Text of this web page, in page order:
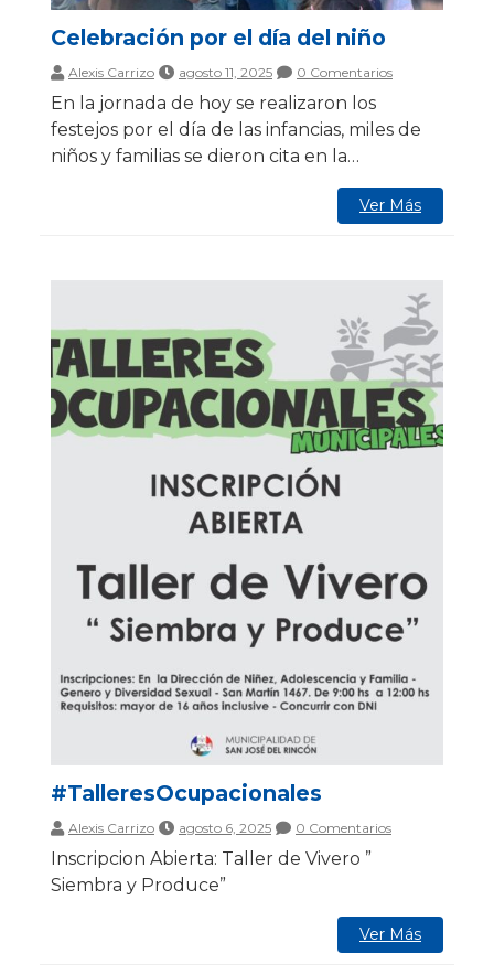
Celebración por el día del niño
Alexis Carrizo agosto 11, 2025 0 Comentarios
En la jornada de hoy se realizaron los
festejos por el día de las infancias, miles de
niños y familias se dieron cita en la…
Ver Más
#TalleresOcupacionales
Alexis Carrizo agosto 6, 2025 0 Comentarios
Inscripcion Abierta: Taller de Vivero ”
Siembra y Produce”
Ver Más